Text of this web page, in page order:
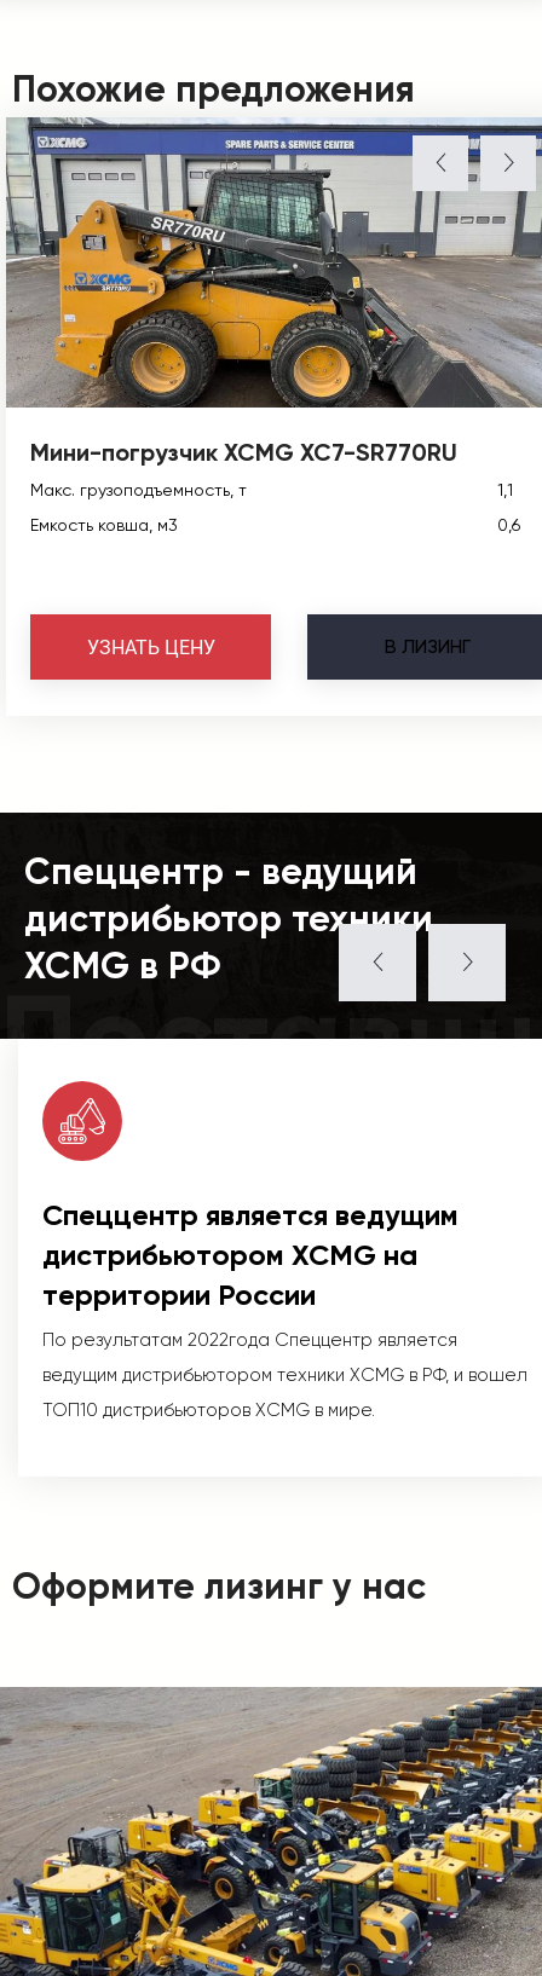
Похожие предложения
Мини-погрузчик XCMG XC7-SR770RU
Макс. грузоподъемность, т
1,1
Емкость ковша, м3
0,6
В ЛИЗИНГ
УЗНАТЬ ЦЕНУ
Спеццентр - ведущий
дистрибьютор техники
XCMG в РФ
Спеццентр является ведущим
дистрибьютором XCMG на
территории России
По результатам 2022года Спеццентр является
ведущим дистрибьютором техники XCMG в РФ, и вошел
ТОП10 дистрибьюторов XCMG в мире.
Оформите лизинг у нас